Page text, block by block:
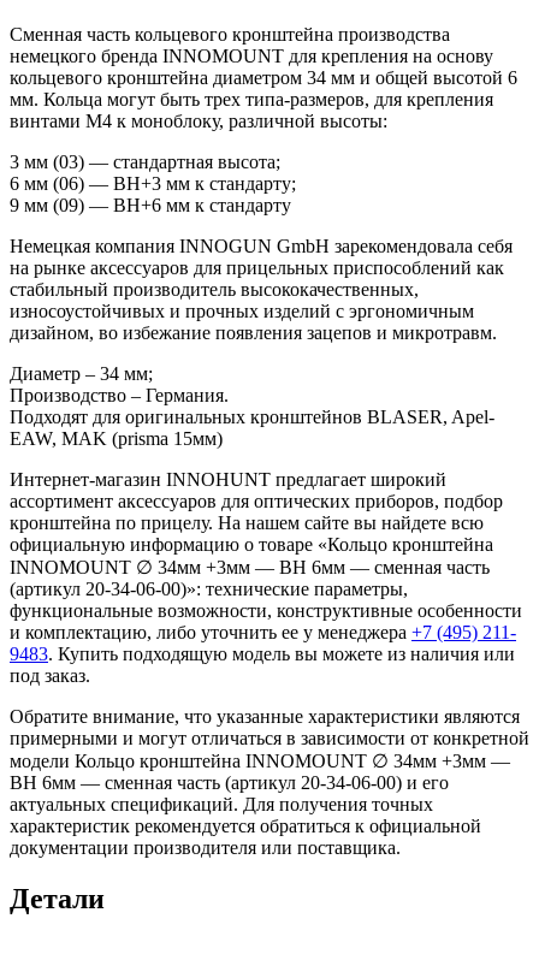
Сменная часть кольцевого кронштейна производства
немецкого бренда INNOMOUNT для крепления на основу
кольцевого кронштейна диаметром 34 мм и общей высотой 6
мм. Кольца могут быть трех типа-размеров, для крепления
винтами М4 к моноблоку, различной высоты:
3 мм (03) — стандартная высота;
6 мм (06) — BH+3 мм к стандарту;
9 мм (09) — BH+6 мм к стандарту
Немецкая компания INNOGUN GmbH зарекомендовала себя
на рынке аксессуаров для прицельных приспособлений как
стабильный производитель высококачественных,
износоустойчивых и прочных изделий с эргономичным
дизайном, во избежание появления зацепов и микротравм.
Диаметр – 34 мм;
Производство – Германия.
Подходят для оригинальных кронштейнов BLASER, Apel-
EAW, MAK (prisma 15мм)
Интернет-магазин INNOHUNT предлагает широкий
ассортимент аксессуаров для оптических приборов, подбор
кронштейна по прицелу. На нашем сайте вы найдете всю
официальную информацию о товаре «Кольцо кронштейна
INNOMOUNT ∅ 34мм +3мм — BH 6мм — сменная часть
(артикул 20-34-06-00)»: технические параметры,
функциональные возможности, конструктивные особенности
и комплектацию, либо уточнить ее у менеджера +7 (495) 211-
9483. Купить подходящую модель вы можете из наличия или
под заказ.
Обратите внимание, что указанные характеристики являются
примерными и могут отличаться в зависимости от конкретной
модели Кольцо кронштейна INNOMOUNT ∅ 34мм +3мм —
BH 6мм — сменная часть (артикул 20-34-06-00) и его
актуальных спецификаций. Для получения точных
характеристик рекомендуется обратиться к официальной
документации производителя или поставщика.
Детали